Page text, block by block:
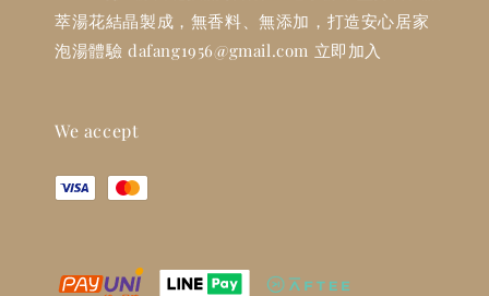
萃湯花結晶製成，無香料、無添加，打造安心居家
泡湯體驗 dafang1956@gmail.com 立即加入
We accept